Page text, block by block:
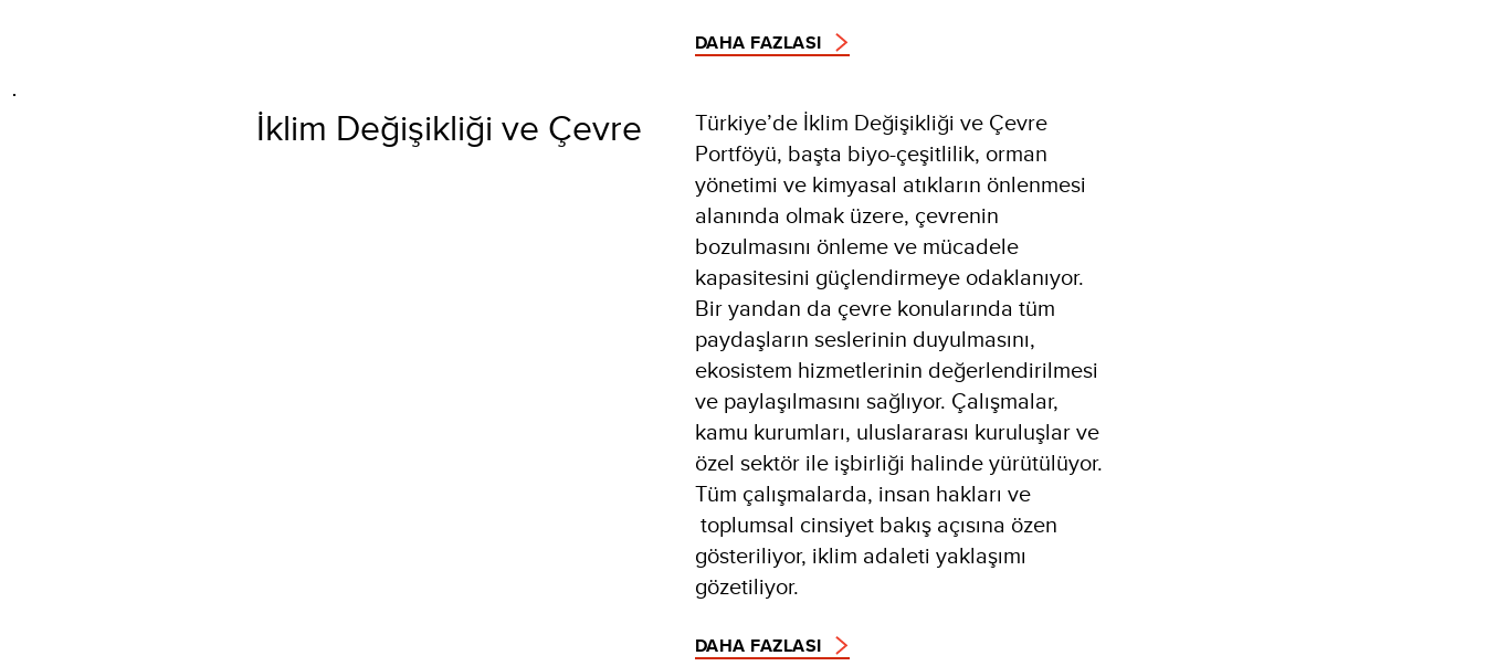
DAHA FAZLASI
İklim Değişikliği ve Çevre
Türkiye’de İklim Değişikliği ve Çevre
Portföyü, başta biyo-çeşitlilik, orman
yönetimi ve kimyasal atıkların önlenmesi
alanında olmak üzere, çevrenin
bozulmasını önleme ve mücadele
kapasitesini güçlendirmeye odaklanıyor.
Bir yandan da çevre konularında tüm
paydaşların seslerinin duyulmasını,
ekosistem hizmetlerinin değerlendirilmesi
ve paylaşılmasını sağlıyor. Çalışmalar,
kamu kurumları, uluslararası kuruluşlar ve
özel sektör ile işbirliği halinde yürütülüyor.
Tüm çalışmalarda, insan hakları ve
toplumsal cinsiyet bakış açısına özen
gösteriliyor, iklim adaleti yaklaşımı
gözetiliyor.
DAHA FAZLASI